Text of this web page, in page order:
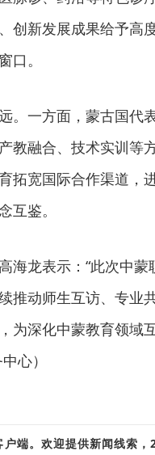
创新发展成果给予高
口。
。一方面，蒙古国代
教融合、技术实训等
拓宽国际合作渠道，
互鉴。
海龙表示：“此次中
推动师生互访、专业
为深化中蒙教育领域
心）
端。欢迎提供新闻线索，